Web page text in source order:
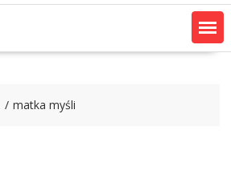
matka myśli